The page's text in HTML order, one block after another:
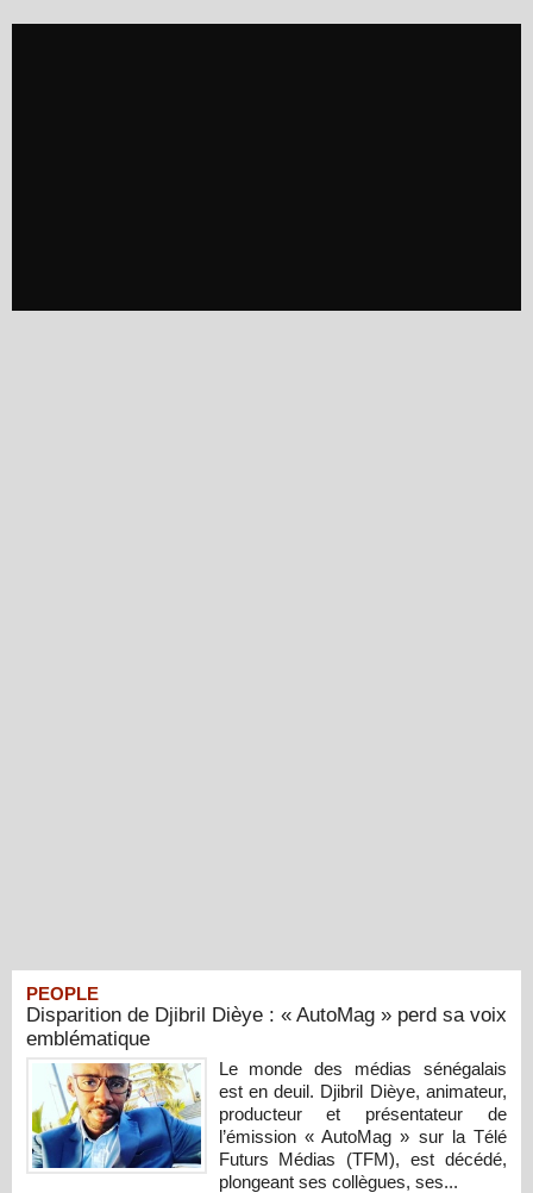
PEOPLE
Disparition de Djibril Dièye : « AutoMag » perd sa voix
emblématique
Le monde des médias sénégalais
est en deuil. Djibril Dièye, animateur,
producteur et présentateur de
l’émission « AutoMag » sur la Télé
Futurs Médias (TFM), est décédé,
plongeant ses collègues, ses...